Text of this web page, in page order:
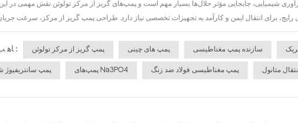
شیمیایی، جابجایی مؤثر حلال‌ها بسیار مهم است و پمپ‌های گریز از مرکز تولوئن نقش مهمی در
ﺎﻫ ﺐﺴﭼﺮﺑ : پمپ گریز از مرکز تولوئن پمپ های چینی سازنده پمپ مغناطیسی
پمپ سانتریفیوژ پمپ‌های Na3PO4 پمپ مغناطیسی فولاد ضد زنگ متانول